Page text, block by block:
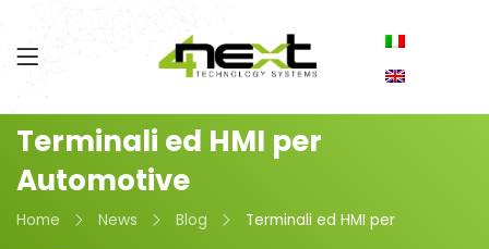
Terminali ed HMI per
Automotive
Home News Blog
Terminali ed HMI per